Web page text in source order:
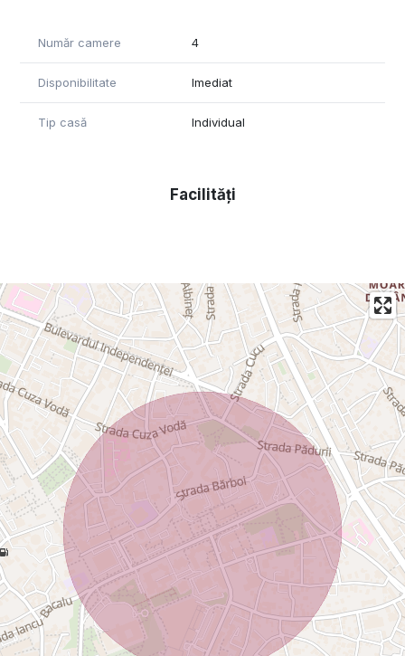
camera, garaj si camera tehnica.
este amplasa la strada.
Locatia este intr-o zona linistita din Copou, ferita de zgomotul
orasului, la circa 8 minute de mers pe jos pana la stadion,
Număr camere 4
Disponibilitate Imediat
Tip casă Individual
Facilități